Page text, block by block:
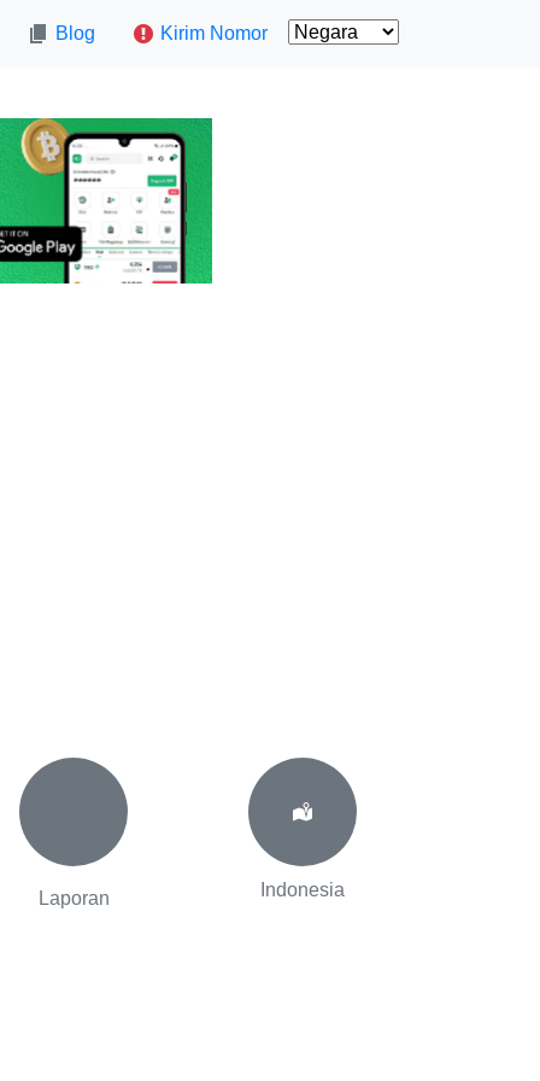
Blog Kirim Nomor
Laporan Indonesia